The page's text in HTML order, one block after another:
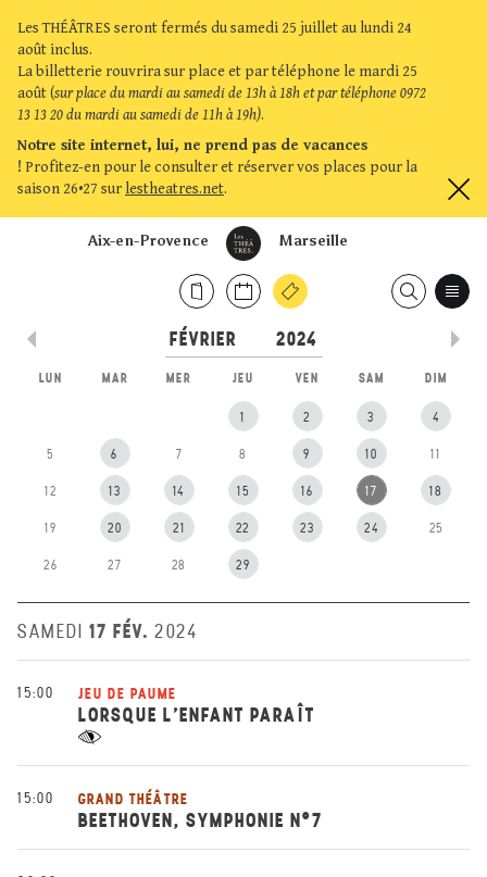
Les THÉÂTRES seront fermés du samedi 25 juillet au lundi 24
août inclus.
La billetterie rouvrira sur place et par téléphone le mardi 25
août (sur place du mardi au samedi de 13h à 18h et par téléphone 0972
13 13 20 du mardi au samedi de 11h à 19h).
Notre site internet, lui, ne prend pas de vacances
! Profitez-en pour le consulter et réserver vos places pour la
saison 26•27 sur lestheatres.net.
Marseille
Aix-en-Provence
LUN MAR MER JEU VEN SAM DIM
1 2 3 4
5 6 7 8 9 10 11
12 13 14 15 16 17 18
19 20 21 22 23 24 25
26 27 28 29
SAMEDI 17 FÉV. 2024
15:00 JEU DE PAUME
LORSQUE L’ENFANT PARAÎT
15:00 GRAND THÉÂTRE
BEETHOVEN, SYMPHONIE N°7